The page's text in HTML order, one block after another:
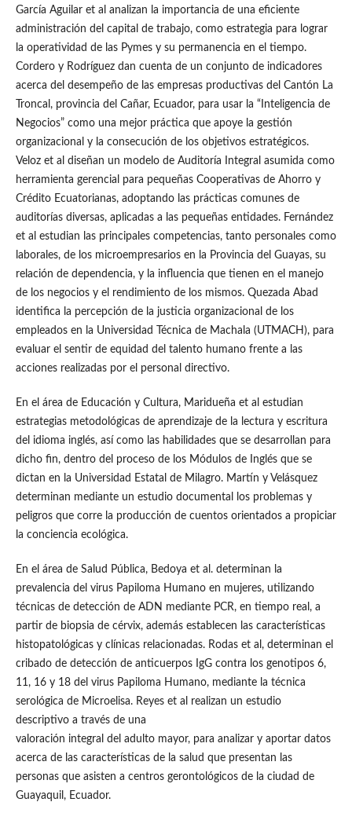
García Aguilar et al analizan la importancia de una eficiente
administración del capital de trabajo, como estrategia para lograr
la operatividad de las Pymes y su permanencia en el tiempo.
Cordero y Rodríguez dan cuenta de un conjunto de indicadores
acerca del desempeño de las empresas productivas del Cantón La
Troncal, provincia del Cañar, Ecuador, para usar la “Inteligencia de
Negocios” como una mejor práctica que apoye la gestión
organizacional y la consecución de los objetivos estratégicos.
Veloz et al diseñan un modelo de Auditoría Integral asumida como
herramienta gerencial para pequeñas Cooperativas de Ahorro y
Crédito Ecuatorianas, adoptando las prácticas comunes de
auditorías diversas, aplicadas a las pequeñas entidades. Fernández
et al estudian las principales competencias, tanto personales como
laborales, de los microempresarios en la Provincia del Guayas, su
relación de dependencia, y la influencia que tienen en el manejo
de los negocios y el rendimiento de los mismos. Quezada Abad
identifica la percepción de la justicia organizacional de los
empleados en la Universidad Técnica de Machala (UTMACH), para
evaluar el sentir de equidad del talento humano frente a las
acciones realizadas por el personal directivo.
En el área de Educación y Cultura, Maridueña et al estudian
estrategias metodológicas de aprendizaje de la lectura y escritura
del idioma inglés, así como las habilidades que se desarrollan para
dicho fin, dentro del proceso de los Módulos de Inglés que se
dictan en la Universidad Estatal de Milagro. Martín y Velásquez
determinan mediante un estudio documental los problemas y
peligros que corre la producción de cuentos orientados a propiciar
la conciencia ecológica.
En el área de Salud Pública, Bedoya et al. determinan la
prevalencia del virus Papiloma Humano en mujeres, utilizando
técnicas de detección de ADN mediante PCR, en tiempo real, a
partir de biopsia de cérvix, además establecen las características
histopatológicas y clínicas relacionadas. Rodas et al, determinan el
cribado de detección de anticuerpos IgG contra los genotipos 6,
11, 16 y 18 del virus Papiloma Humano, mediante la técnica
serológica de Microelisa. Reyes et al realizan un estudio
descriptivo a través de una
valoración integral del adulto mayor, para analizar y aportar datos
acerca de las características de la salud que presentan las
personas que asisten a centros gerontológicos de la ciudad de
Guayaquil, Ecuador.